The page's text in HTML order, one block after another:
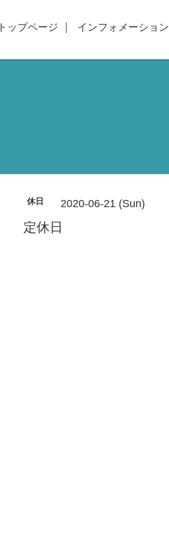
トップページ インフォメーション
休日 2020-06-21 (Sun)
定休日